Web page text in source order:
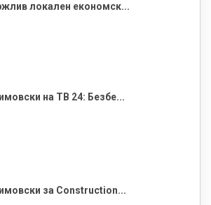
локален економск...
на ТВ 24: Безбе...
за Construction...